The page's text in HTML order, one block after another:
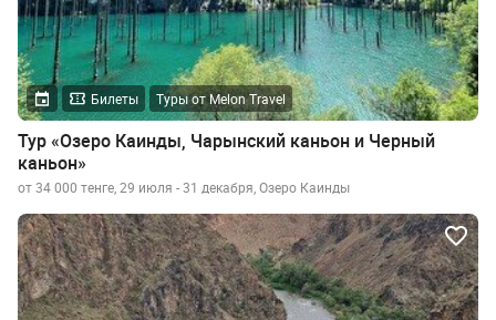
Билеты Туры от Melon Travel
Тур «Озеро Каинды, Чарынский каньон и Черный
каньон»
от 34 000 тенге, 29 июля - 31 декабря, Озеро Каинды